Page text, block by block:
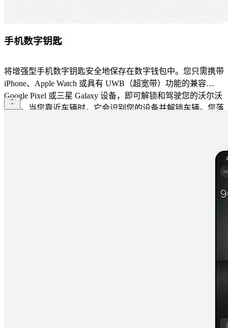
手机数字钥匙
将增强型手机数字钥匙安全地保存在数字钱包中。您只需携带
iPhone、Apple Watch 或具有 UWB（超宽带）功能的兼容
Google Pixel 或三星 Galaxy 设备，即可解锁和驾驶您的沃尔沃
汽车。当您靠近车辆时，它会识别您的设备并解锁车辆。您落